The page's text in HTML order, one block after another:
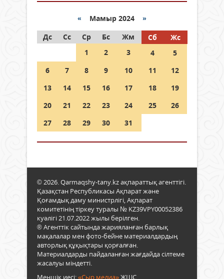
« Мамыр 2024 »
Дс
Сс Ср Бс Жм Сб
Жс
1
2 3 4
5
6
7 8 9 10 11
12
13
14 15 16 17 18
19
20
21 22 23 24 25
26
27
28 29 30 31
© 2026. Qarmaqshy-tany.kz ақпараттық агенттігі.
Қазақстан Республикасы Ақпарат және
Қоғамдық даму министрлігі, Ақпарат
комитетінің тіркеу туралы № KZ39VPY00052386
куәлігі 21.07.2022 жылы берілген.
® Агенттік сайтында жарияланған барлық
мақалалар мен фото-бейне материалдардың
авторлық құқықтары қорғалған.
Материалдарды пайдаланған жағдайда сілтеме
жасалуы міндетті.
Меншік иесі:«Сыр медиа»ЖШС.